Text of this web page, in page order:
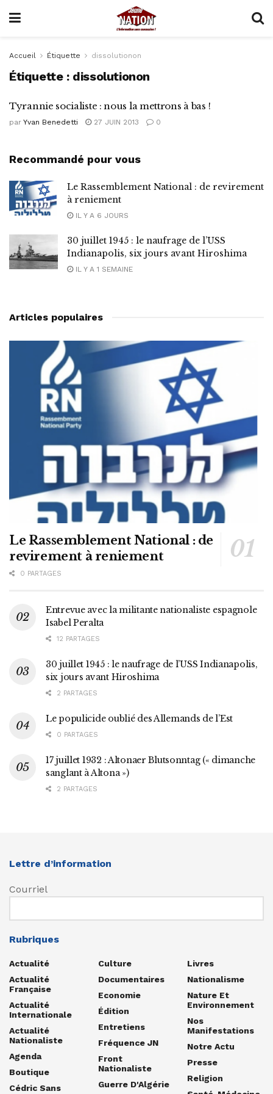
Accueil Étiquette dissolutionon
Étiquette : dissolutionon
Tyrannie socialiste : nous la mettrons à bas !
par Yvan Benedetti 27 JUIN 2013 0
Recommandé pour vous
Le Rassemblement National : de revirement
à reniement
IL Y A 6 JOURS
30 juillet 1945 : le naufrage de l’USS
Indianapolis, six jours avant Hiroshima
IL Y A 1 SEMAINE
Articles populaires
Le Rassemblement National : de
revirement à reniement
0 PARTAGES
Entrevue avec la militante nationaliste espagnole
Isabel Peralta
12 PARTAGES
30 juillet 1945 : le naufrage de l’USS Indianapolis,
six jours avant Hiroshima
2 PARTAGES
Le populicide oublié des Allemands de l’Est
0 PARTAGES
17 juillet 1932 : Altonaer Blutsonntag (« dimanche
sanglant à Altona »)
2 PARTAGES
Lettre d’information
Courriel
Rubriques
Actualité
Actualité
Française
Actualité
Internationale
Actualité
Nationaliste
Agenda
Boutique
Cédric Sans
Culture
Documentaires
Economie
Édition
Entretiens
Fréquence JN
Front
Nationaliste
Guerre D'Algérie
Livres
Nationalisme
Nature Et
Environnement
Nos
Manifestations
Notre Actu
Presse
Religion